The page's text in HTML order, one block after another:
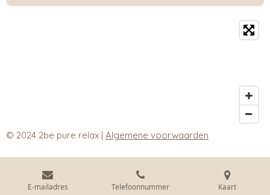
© 2024 2be pure relax | Algemene voorwaarden
E-mailadres Telefoonnummer Kaart